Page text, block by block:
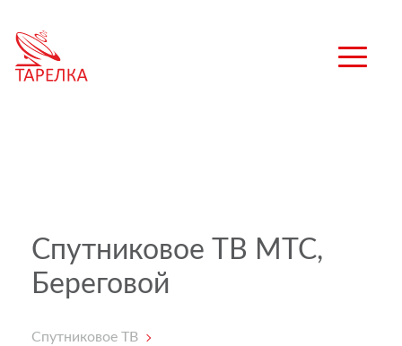
Спутниковое ТВ МТС,
Береговой
Спутниковое ТВ